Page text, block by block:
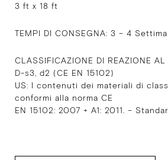
3 ft x 18 ft
TEMPI DI CONSEGNA: 3 – 4
CLASSIFICAZIONE DI REAZIONE AL
D-s3, d2 (CE EN 15102)
US: I contenuti dei materiali di
conformi alla norma CE
EN 15102: 2007 + A1: 2011. –